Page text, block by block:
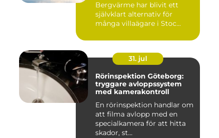
Bergvärme har blivit ett
självklart alternativ för
många villaägare i Stoc...
31. jul
Rörinspektion Göteborg:
tryggare avloppssystem
med kamerakontroll
En rörinspektion handlar om
att filma avlopp med en
specialkamera för att hitta
skador, st...